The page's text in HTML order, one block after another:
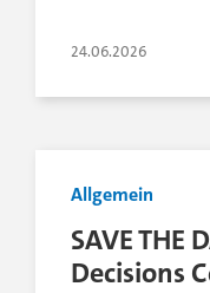
24.06.2026
Allgemein
SAVE THE
Decisions